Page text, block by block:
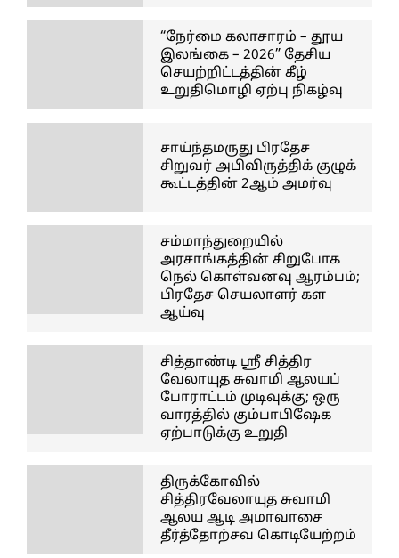
“நேர்மை கலாசாரம் – தூய
இலங்கை – 2026” தேசிய
செயற்றிட்டத்தின் கீழ்
உறுதிமொழி ஏற்பு நிகழ்வு
சாய்ந்தமருது பிரதேச
சிறுவர் அபிவிருத்திக் குழுக்
கூட்டத்தின் 2ஆம் அமர்வு
சம்மாந்துறையில்
அரசாங்கத்தின் சிறுபோக
நெல் கொள்வனவு ஆரம்பம்;
பிரதேச செயலாளர் கள
ஆய்வு
சித்தாண்டி ஸ்ரீ சித்திர
வேலாயுத சுவாமி ஆலயப்
போராட்டம் முடிவுக்கு; ஒரு
வாரத்தில் கும்பாபிஷேக
ஏற்பாடுக்கு உறுதி
திருக்கோவில்
சித்திரவேலாயுத சுவாமி
ஆலய ஆடி அமாவாசை
தீர்த்தோற்சவ கொடியேற்றம்